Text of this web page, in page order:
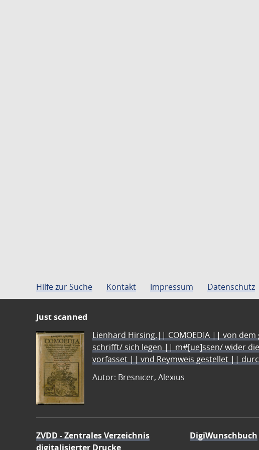
Hilfe zur Suche Kontakt Impressum Datenschutz
Just scanned
Lienhard Hirsing.|| COMOEDIA || von
schrifft/ sich legen || m#[ue]ssen/ wider
vorfasset || vnd Reymweis gestellet ||
Autor: Bresnicer, Alexius
ZVDD - Zentrales Verzeichnis
digitalisierter Drucke
DigiWunschbuch